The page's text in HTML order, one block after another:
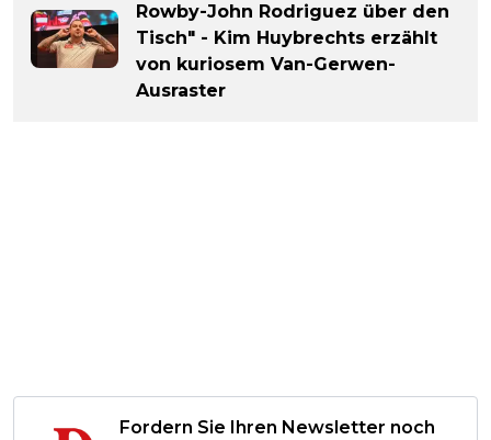
Rowby-John Rodriguez über den
Tisch" - Kim Huybrechts erzählt
von kuriosem Van-Gerwen-
Ausraster
Fordern Sie Ihren Newsletter noch